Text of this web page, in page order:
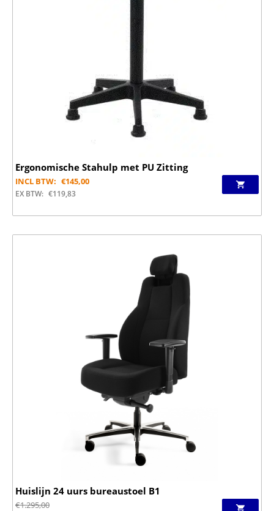
Ergonomische Stahulp met PU Zitting
INCL BTW: €145,00
EX BTW: €119,83
Huislijn 24 uurs bureaustoel B1
€1.295,00